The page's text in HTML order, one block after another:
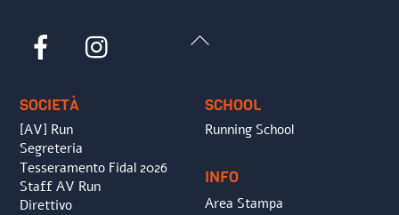
Back
Facebook
SOCIETÀ
[AV] Run
Segreteria
Tesseramento Fidal 2026
Staff AV Run
Direttivo
SCHOOL
Running School
INFO
Area Stampa